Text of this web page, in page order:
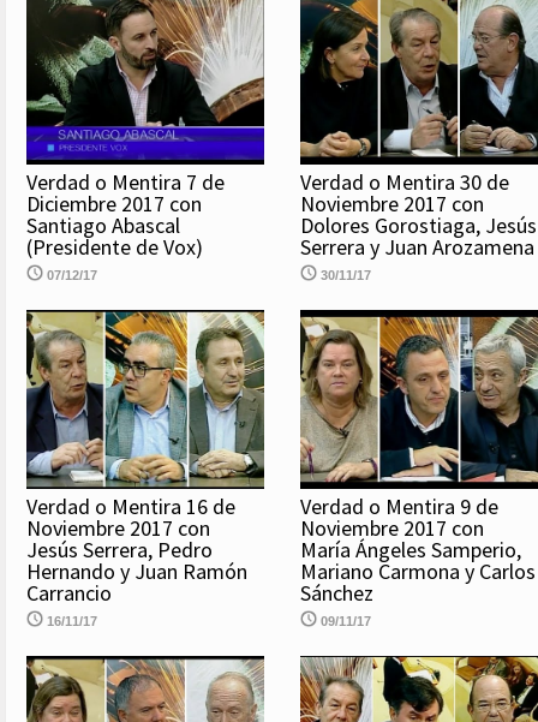
Verdad o Mentira 7 de
Diciembre 2017 con
Santiago Abascal
(Presidente de Vox)
07/12/17
Verdad o Mentira 30 de
Noviembre 2017 con
Dolores Gorostiaga, Jesús
Serrera y Juan Arozamena
30/11/17
Verdad o Mentira 16 de
Noviembre 2017 con
Jesús Serrera, Pedro
Hernando y Juan Ramón
Carrancio
16/11/17
Verdad o Mentira 9 de
Noviembre 2017 con
María Ángeles Samperio,
Mariano Carmona y Carlos
Sánchez
09/11/17